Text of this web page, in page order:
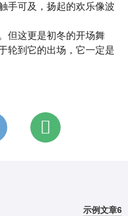
手可及，扬起的欢乐像波
但这更是初冬的开场舞
到它的出场，它一定是
示例文章6